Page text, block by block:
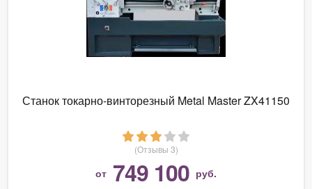
Станок токарно-винторезный Metal Master ZX41150
(Отзывы 3)
от 749 100 руб.